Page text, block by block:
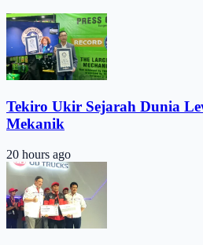
Tekiro Ukir Sejarah Dunia
Mekanik
20 hours ago